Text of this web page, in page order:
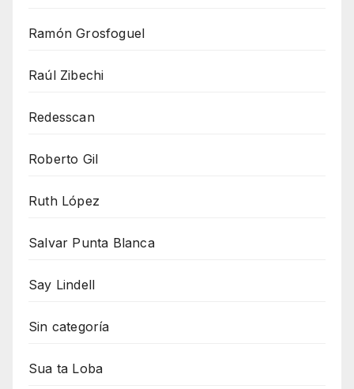
Ramón Grosfoguel
Raúl Zibechi
Redesscan
Roberto Gil
Ruth López
Salvar Punta Blanca
Say Lindell
Sin categoría
Sua ta Loba